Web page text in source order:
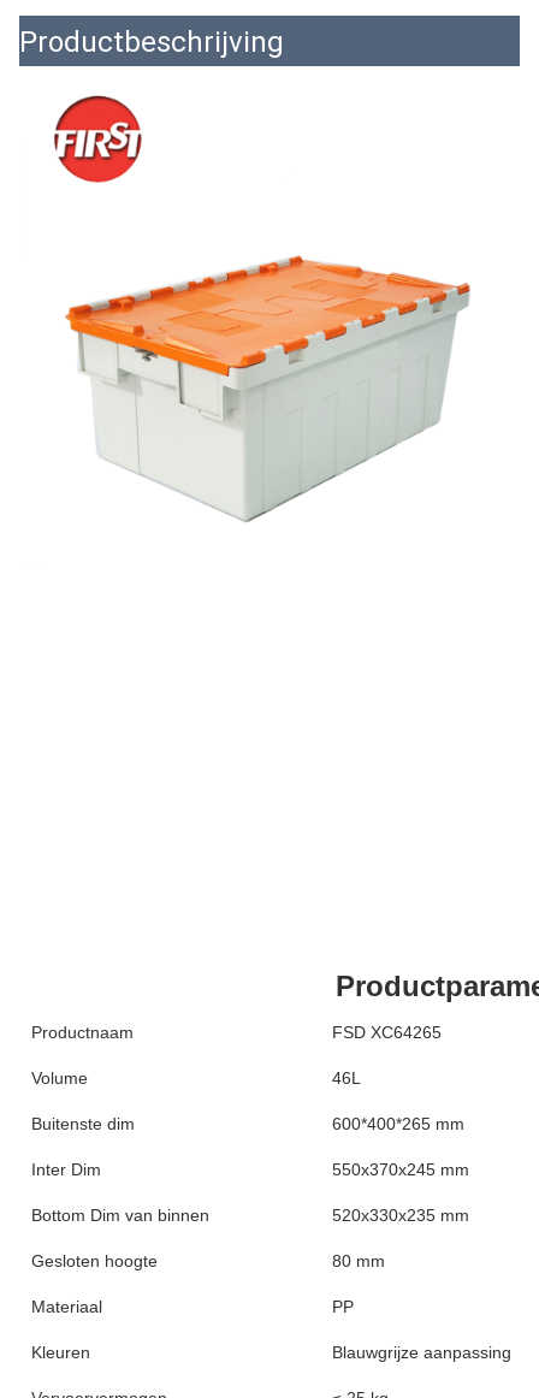
Productbeschrijving
Productnaam FSD XC64265
Volume 46L
Buitenste dim 600*400*265 mm
Inter Dim 550x370x245 mm
Bottom Dim van binnen 520x330x235 mm
Gesloten hoogte 80 mm
Materiaal PP
Kleuren Blauwgrijze aanpassing